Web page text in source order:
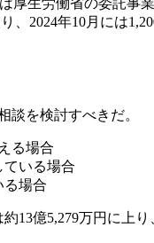
、2024年10月には
談を検討すべきだ。
る場合
いる場合
る場合
13億5,279万円に上